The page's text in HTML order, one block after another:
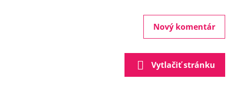
Nový komentár
Vytlačiť stránku